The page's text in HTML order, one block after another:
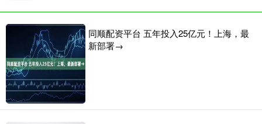
同顺配资平台 五年投入25亿元！上海，最
新部署→